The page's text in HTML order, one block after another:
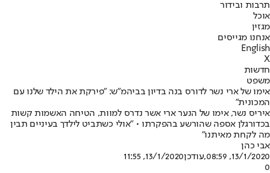
תרבות ובידור
אוכל
מגזין
אנחנו מגייסים
English
X
חדשות
משפט
אימו של ארי נשר לדורס בנה בדיון בביהמ"ש: "פירקת את הילד שלנו עם
המכונית"
איריס נשר, אימו של הנער ארי אשר נדרס למוות, הטיחה האשמות קשות
בכדורגלן אספה שהורשע בהפקרתו • "אולי כשתביט לילדך בעיניים תבין
מה לקחת מאיתנו"
אבי כהן
13/1/2020, 08:59
,עודכן13/1/2020, 11:55
0